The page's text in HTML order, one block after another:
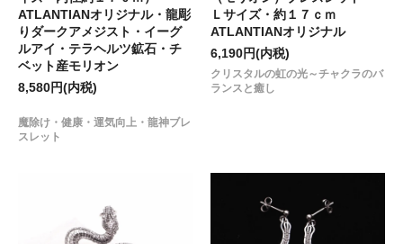
ATLANTIANオリジナル・龍彫
りダークアメジスト・イーグ
ルアイ・テラヘルツ鉱石・チ
ベット産モリオン
8,580円(内税)
魔除け・健康・運気向上・龍神ブレ
スレット
Ｌサイズ・約１７ｃｍ
ATLANTIANオリジナル
6,190円(内税)
クリスタルの虹の光～チャクラのバ
ランスと癒し